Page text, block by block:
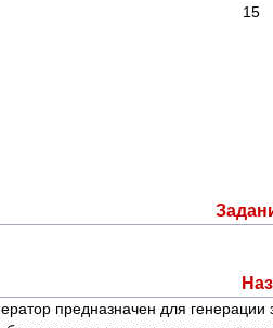
и динамик 15
предназначен для